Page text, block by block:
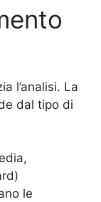
l’analisi. La
dal tipo di
le